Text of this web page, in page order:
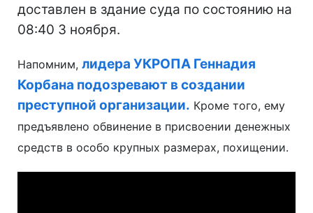
доставлен в здание суда по состоянию на
08:40 3 ноября.
Напомним, лидера УКРОПА Геннадия
Корбана подозревают в создании
преступной организации. Кроме того, ему
предъявлено обвинение в присвоении денежных
средств в особо крупных размерах, похищении.